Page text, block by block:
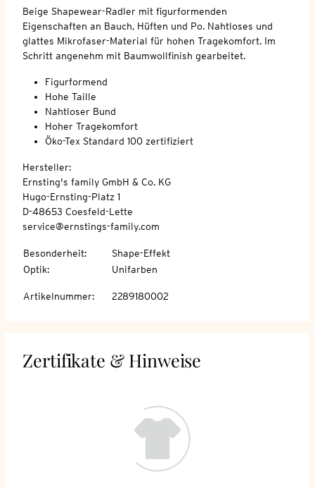
Beige Shapewear-Radler mit figurformenden
Eigenschaften an Bauch, Hüften und Po. Nahtloses und
glattes Mikrofaser-Material für hohen Tragekomfort. Im
Schritt angenehm mit Baumwollfinish gearbeitet.
Figurformend
Hohe Taille
Nahtloser Bund
Hoher Tragekomfort
Öko-Tex Standard 100 zertifiziert
Hersteller:
Ernsting's family GmbH & Co. KG
Hugo-Ernsting-Platz 1
D-48653 Coesfeld-Lette
service@ernstings-family.com
Besonderheit:
Shape-Effekt
Optik: Unifarben
Artikelnummer: 2289180002
Zertifikate & Hinweise